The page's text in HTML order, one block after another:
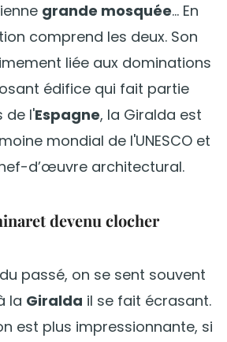
grande mosquée... En
comprend les deux. Son
liée aux dominations
édifice qui fait partie
de l'Espagne, la Giralda est
mondial de l'UNESCO et
d’œuvre architectural.
devenu clocher
passé, on se sent souvent
la Giralda il se fait écrasant.
est plus impressionnante, si